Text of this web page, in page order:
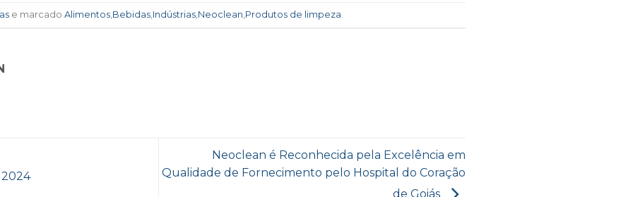
e marcado Alimentos Bebidas Indústrias Neoclean Produtos de limpeza
2024
Neoclean é Reconhecida pela Excelência em
Qualidade de Fornecimento pelo Hospital do Coração
de Goiás